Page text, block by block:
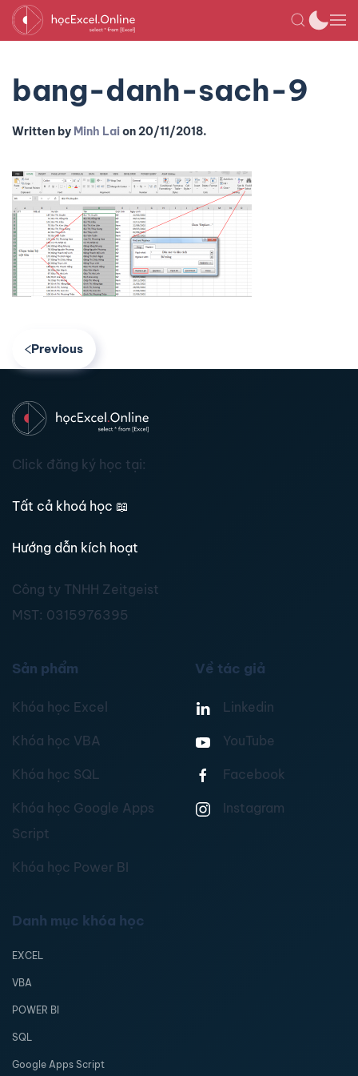
bang-danh-sach-9
Written by Minh Laion20/11/2018.
Previous
Click đăng ký học tại:
Tất cả khoá học 📖
Hướng dẫn kích hoạt
Công ty TNHH Zeitgeist
MST: 0315976395
Sản phẩm
Khóa học Excel
Khóa học VBA
Khóa học SQL
Khóa học Google Apps
Script
Khóa học Power BI
Về tác giả
Linkedin
YouTube
Facebook
Instagram
Danh mục khóa học
EXCEL
VBA
POWER BI
SQL
Google Apps Script